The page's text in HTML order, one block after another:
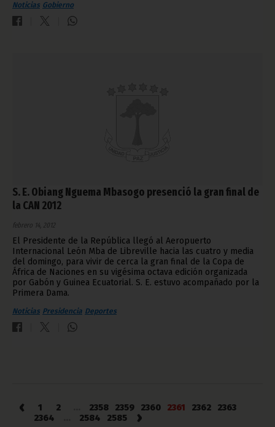
Noticias Gobierno
S. E. Obiang Nguema Mbasogo presenció la gran final de
la CAN 2012
febrero 14, 2012
El Presidente de la República llegó al Aeropuerto
Internacional León Mba de Libreville hacia las cuatro y media
del domingo, para vivir de cerca la gran final de la Copa de
África de Naciones en su vigésima octava edición organizada
por Gabón y Guinea Ecuatorial. S. E. estuvo acompañado por la
Primera Dama.
Noticias Presidencia Deportes
‹ 1 2 2358 2359 2360 2361 2362
2363
2364
2584 2585 ›